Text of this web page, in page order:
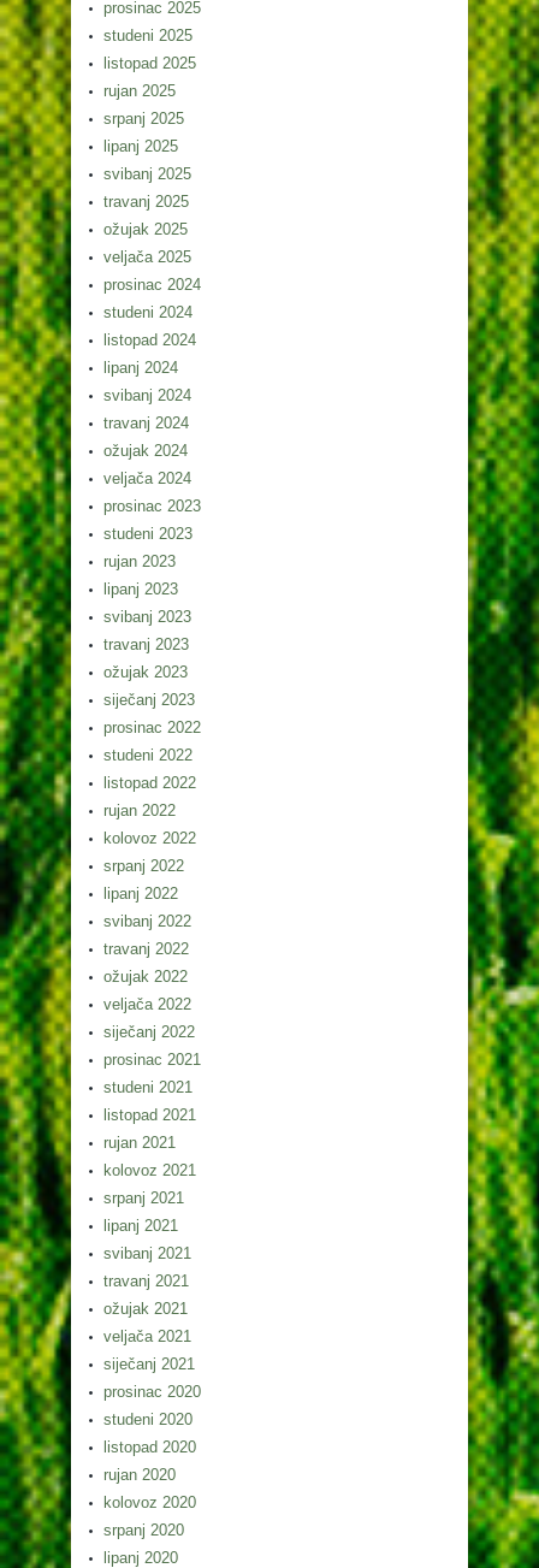
prosinac 2025
studeni 2025
listopad 2025
rujan 2025
srpanj 2025
lipanj 2025
svibanj 2025
travanj 2025
ožujak 2025
veljača 2025
prosinac 2024
studeni 2024
listopad 2024
lipanj 2024
svibanj 2024
travanj 2024
ožujak 2024
veljača 2024
prosinac 2023
studeni 2023
rujan 2023
lipanj 2023
svibanj 2023
travanj 2023
ožujak 2023
siječanj 2023
prosinac 2022
studeni 2022
listopad 2022
rujan 2022
kolovoz 2022
srpanj 2022
lipanj 2022
svibanj 2022
travanj 2022
ožujak 2022
veljača 2022
siječanj 2022
prosinac 2021
studeni 2021
listopad 2021
rujan 2021
kolovoz 2021
srpanj 2021
lipanj 2021
svibanj 2021
travanj 2021
ožujak 2021
veljača 2021
siječanj 2021
prosinac 2020
studeni 2020
listopad 2020
rujan 2020
kolovoz 2020
srpanj 2020
lipanj 2020